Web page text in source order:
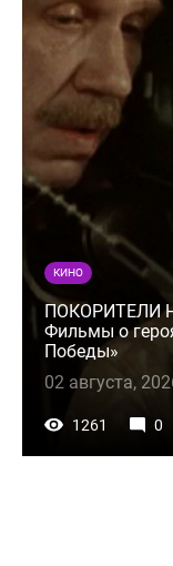
КИНО
ПОКОРИТЕЛИ
Фильмы о
Победы»
02 августа,
1261 0